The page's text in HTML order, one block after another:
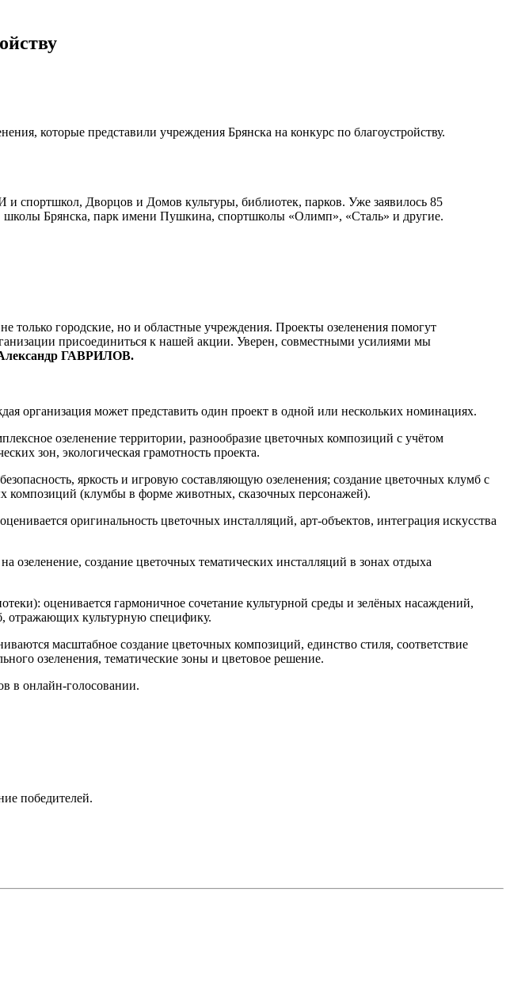
которые представили учреждения Брянска на конкурс по благоустройству.
спортшкол, Дворцов и Домов культуры, библиотек, парков. Уже заявилось 85
Брянска, парк имени Пушкина, спортшколы «Олимп», «Сталь» и другие.
только городские, но и областные учреждения. Проекты озеленения помогут
присоединиться к нашей акции. Уверен, совместными усилиями мы
ГАВРИЛОВ.
организация может представить один проект в одной или нескольких номинациях.
озеленение территории, разнообразие цветочных композиций с учётом
зон, экологическая грамотность проекта.
яркость и игровую составляющую озеленения; создание цветочных клумб с
композиций (клумбы в форме животных, сказочных персонажей).
оригинальность цветочных инсталляций, арт-объектов, интеграция искусства
создание цветочных тематических инсталляций в зонах отдыха
оценивается гармоничное сочетание культурной среды и зелёных насаждений,
отражающих культурную специфику.
масштабное создание цветочных композиций, единство стиля, соответствие
озеленения, тематические зоны и цветовое решение.
в онлайн-голосовании.
победителей.